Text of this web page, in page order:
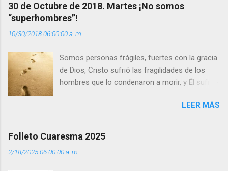
r
i
o
s
30 de Octubre de 2018. Martes ¡No somos
“superhombres”!
10/30/2018 06:00:00 a. m.
Somos personas frágiles, fuertes con la gracia
de Dios, Cristo sufrió las fragilidades de los
hombres que lo condenaron a morir, y Él sufrió
enseña Jesucristo? Que, si seguimos sus
huellas, sin ser superhombres, podemos
afrontar las adversidades con la fuerza y la luz
siempre está pendiente de nosotros. Amar es
LEER MÁS
Folleto Cuaresma 2025
2/18/2025 06:00:00 a. m.